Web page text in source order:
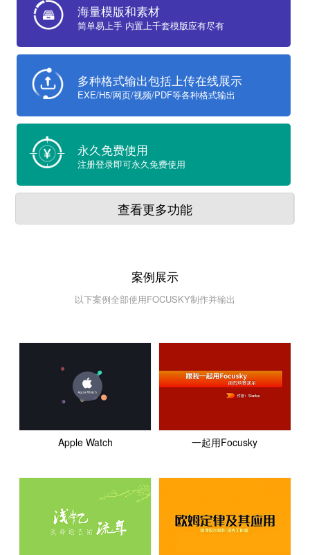
海量模版和素材
简单易上手 内置上千套模版应有尽有
多种格式输出包括上传在线展示
EXE/H5/网页/视频/PDF等各种格式输出
永久免费使用
注册登录即可永久免费使用
查看更多功能
案例展示
以下案例全部使用FOCUSKY制作并输出
Apple Watch 一起用Focusky